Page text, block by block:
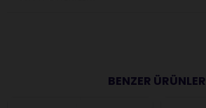
BENZER ÜRÜNLER